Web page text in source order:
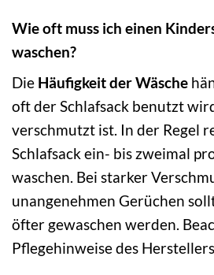
Wie oft muss ich einen
waschen?
Die Häufigkeit der Wäsche
oft der Schlafsack benutzt
verschmutzt ist. In der Regel
Schlafsack ein- bis zweimal
waschen. Bei starker
unangenehmen Gerüchen
öfter gewaschen werden.
Pflegehinweise des